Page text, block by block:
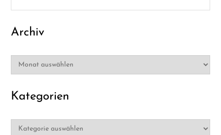
Archiv
Archiv
Kategorien
Kategorien